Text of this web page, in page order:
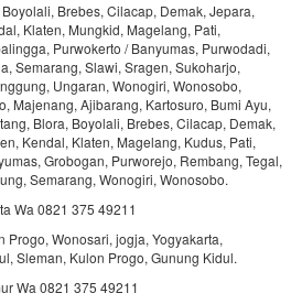
Brebes, Cilacap, Demak, Jepara,
Klaten, Mungkid, Magelang, Pati,
Purwokerto / Banyumas, Purwodadi,
Semarang, Slawi, Sragen, Sukoharjo,
Ungaran, Wonogiri, Wonosobo,
Majenang, Ajibarang, Kartosuro, Bumi Ayu,
Blora, Boyolali, Brebes, Cilacap, Demak,
Kendal, Klaten, Magelang, Kudus, Pati,
Grobogan, Purworejo, Rembang, Tegal,
Semarang, Wonogiri, Wonosobo.
Wa 0821 375 49211
Progo, Wonosari, jogja, Yogyakarta,
Sleman, Kulon Progo, Gunung Kidul.
Wa 0821 375 49211